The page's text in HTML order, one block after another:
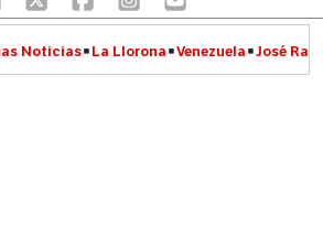
Noticias La Llorona Venezuela José